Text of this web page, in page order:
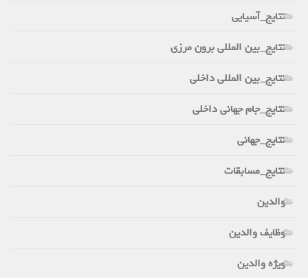
نتایج_آسیایی
نتایج_بین المللی برون مرزی
نتایج_بین المللی داخلی
نتایج_جام جهانی داخلی
نتایج_جهانی
نتایج_مسابقات
والدین
وظایف والدین
ویژه والدین